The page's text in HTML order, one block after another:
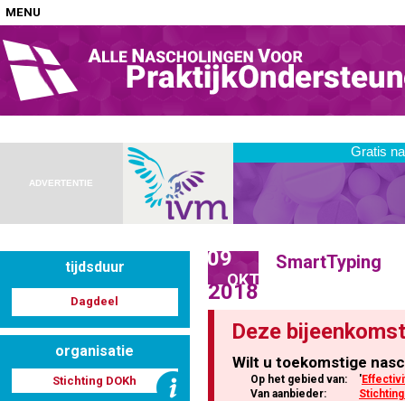
MENU
Home
Nascholingen op locatie (agenda)
Nascholingen online (elearning)
Nascholingen op aanvraag (in-company)
ADVERTENTIE
tijdsduur
Dagdeel
organisatie
Stichting DOKh
09
OKT
2018
SmartTyping
Deze
Wilt u toekomstige
Op het gebied van: '
Van aanbieder:
Stichting